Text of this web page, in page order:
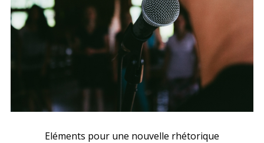
Eléments pour une nouvelle rhétorique